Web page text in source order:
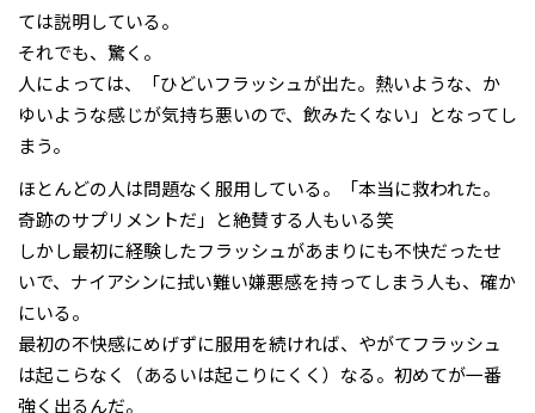
ては説明している。
それでも、驚く。
人によっては、「ひどいフラッシュが出た。熱いような、か
ゆいような感じが気持ち悪いので、飲みたくない」となってし
まう。
ほとんどの人は問題なく服用している。「本当に救われた。
奇跡のサプリメントだ」と絶賛する人もいる笑
しかし最初に経験したフラッシュがあまりにも不快だったせ
いで、ナイアシンに拭い難い嫌悪感を持ってしまう人も、確か
にいる。
最初の不快感にめげずに服用を続ければ、やがてフラッシュ
は起こらなく（あるいは起こりにくく）なる。初めてが一番
強く出るんだ。